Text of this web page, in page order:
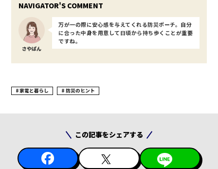
さやぱん
万が一の際に安心感を与えてくれる防災ポーチ。自分
に合った中身を用意して日頃から持ち歩くことが重要
ですね。
家電と暮らし 防災のヒント
この記事をシェアする